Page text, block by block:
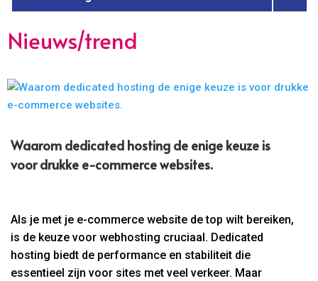
Nieuws/trend
Waarom dedicated hosting de enige keuze is
voor drukke e-commerce websites.​
Als je met je e-commerce website de top wilt bereiken,
is de keuze voor webhosting cruciaal. Dedicated
hosting biedt de performance en stabiliteit die
essentieel zijn voor sites met veel verkeer. Maar